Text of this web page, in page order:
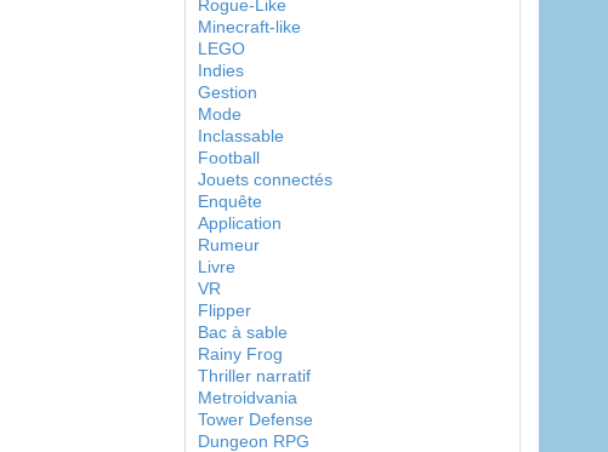
Rogue-Like
Minecraft-like
LEGO
Indies
Gestion
Mode
Inclassable
Football
Jouets connectés
Enquête
Application
Rumeur
Livre
VR
Flipper
Bac à sable
Rainy Frog
Thriller narratif
Metroidvania
Tower Defense
Dungeon RPG